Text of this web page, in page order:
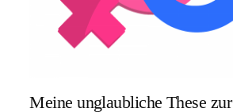
Meine unglaubliche These zur